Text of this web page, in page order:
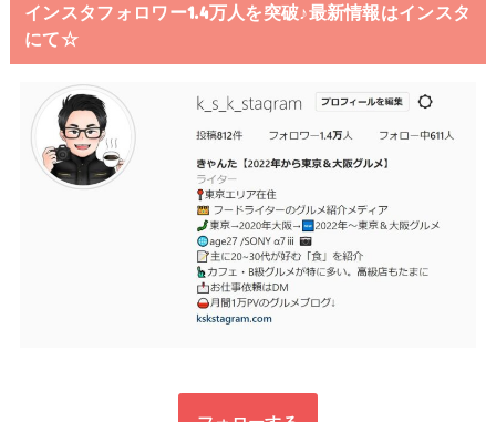
インスタフォロワー1.4万人を突破♪最新情報はインスタ
にて☆